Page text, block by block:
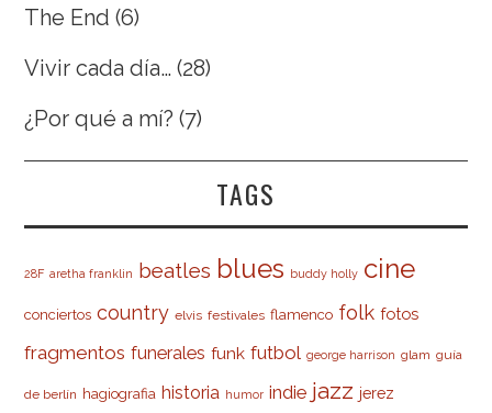
The End (6)
Vivir cada día… (28)
¿Por qué a mí? (7)
TAGS
28F aretha franklin beatles blues buddy holly cine
conciertos country elvis festivales flamenco folk fotos
fragmentos funerales funk futbol george harrison glam guía
de berlín hagiografia historia humor indie jazz jerez